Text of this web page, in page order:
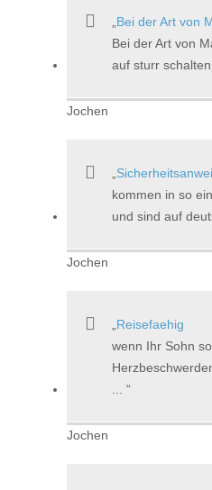
Bei der Art von
Bei der Art von
auf sturr
Jochen
kommen in so
und sind auf
Jochen
Reisefaehig
wenn Ihr Sohn
...
Jochen